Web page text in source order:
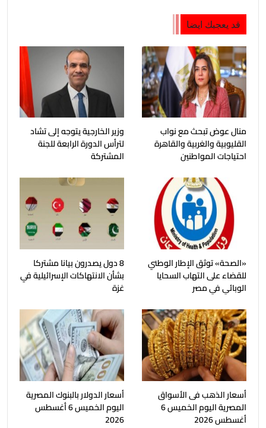
قد يعجبك ايضا
منال عوض تبحث مع نواب
القليوبية والغربية والقاهرة
احتياجات المواطنين
وزير الخارجية يتوجه إلى تشاد
لترأس الدورة الرابعة للجنة
المشتركة
«الصحة» توثق الإطار الوطني
للقضاء على التهاب السحايا
الوبائي في مصر
8 دول يصدرون بيانا مشتركا
بشأن الانتهاكات الإسرائيلية في
غزة
أسعار الذهب فى الأسواق
المصرية اليوم الخميس 6
أغسطس 2026
أسعار الدولار بالبنوك المصرية
اليوم الخميس 6 أغسطس
2026